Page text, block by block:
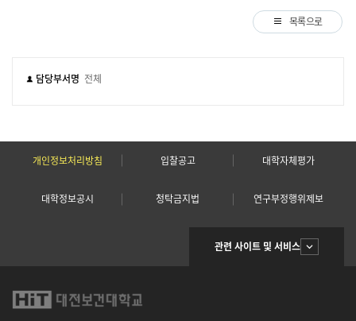
목록으로
담당부서명 전체
개인정보처리방침 입찰공고 대학자체평가
대학정보공시 청탁금지법 연구부정행위제보
관련 사이트 및 서비스